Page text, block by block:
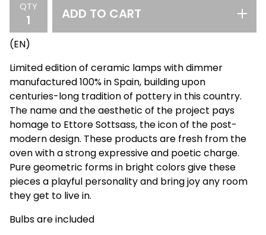
QTY ADD TO CART
(EN)
Limited edition of ceramic lamps with dimmer
manufactured 100% in Spain, building upon
centuries-long tradition of pottery in this country.
The name and the aesthetic of the project pays
homage to Ettore Sottsass, the icon of the post-
modern design. These products are fresh from the
oven with a strong expressive and poetic charge.
Pure geometric forms in bright colors give these
pieces a playful personality and bring joy any room
they get to live in.
Bulbs are included